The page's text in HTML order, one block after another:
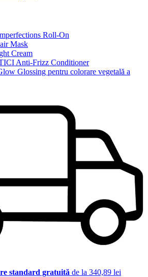
Roll-On
Mask
Cream
Anti-Frizz Conditioner
Glossing pentru colorare vegetală a
standard gratuită de la 340,89 lei